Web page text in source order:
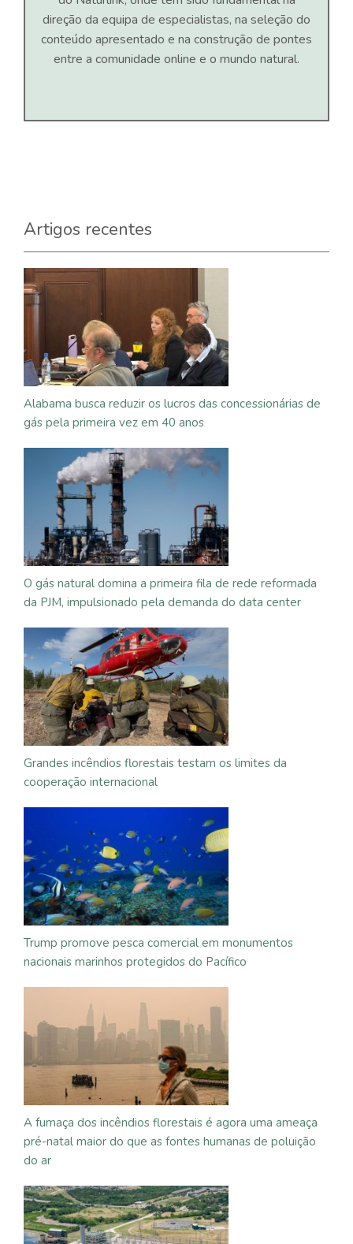
direção da equipa de especialistas, na seleção do
conteúdo apresentado e na construção de pontes
entre a comunidade online e o mundo natural.
Artigos recentes
Alabama busca reduzir os lucros das concessionárias de
gás pela primeira vez em 40 anos
O gás natural domina a primeira fila de rede reformada
da PJM, impulsionado pela demanda do data center
Grandes incêndios florestais testam os limites da
cooperação internacional
Trump promove pesca comercial em monumentos
nacionais marinhos protegidos do Pacífico
A fumaça dos incêndios florestais é agora uma ameaça
pré-natal maior do que as fontes humanas de poluição
do ar